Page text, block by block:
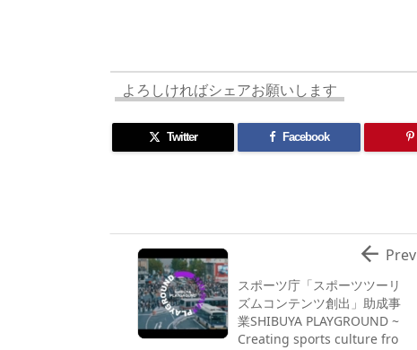
s o
n
d p.
よろしければシェアお願いします
Twitter Facebook
スポーツ庁「スポーツツーリ
ズムコンテンツ創出」助成事
業SHIBUYA PLAYGROUND ~
Creating sports culture fro
 Prev